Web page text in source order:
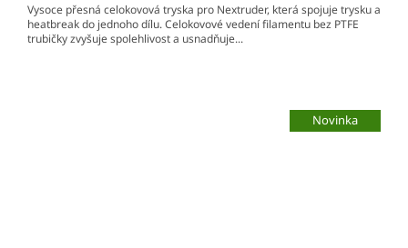
Vysoce přesná celokovová tryska pro Nextruder, která spojuje trysku a
heatbreak do jednoho dílu. Celokovové vedení filamentu bez PTFE
trubičky zvyšuje spolehlivost a usnadňuje...
Novinka